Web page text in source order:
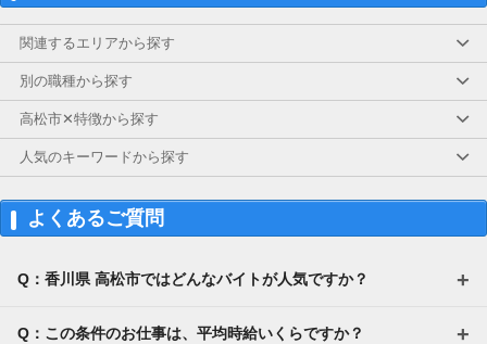
関連するエリアから探す
別の職種から探す
高松市✕特徴から探す
人気のキーワードから探す
よくあるご質問
Q：香川県 高松市ではどんなバイトが人気ですか？
Q：この条件のお仕事は、平均時給いくらですか？